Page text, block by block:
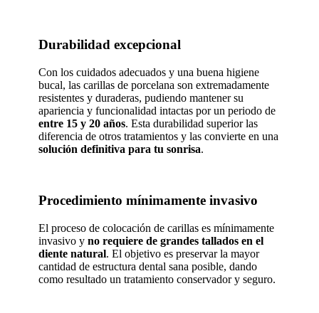
Durabilidad excepcional
Con los cuidados adecuados y una buena higiene
bucal, las carillas de porcelana son extremadamente
resistentes y duraderas, pudiendo mantener su
apariencia y funcionalidad intactas por un periodo de
entre 15 y 20 años. Esta durabilidad superior las
diferencia de otros tratamientos y las convierte en una
solución definitiva para tu sonrisa.
Procedimiento mínimamente invasivo
El proceso de colocación de carillas es mínimamente
invasivo y no requiere de grandes tallados en el
diente natural. El objetivo es preservar la mayor
cantidad de estructura dental sana posible, dando
como resultado un tratamiento conservador y seguro.